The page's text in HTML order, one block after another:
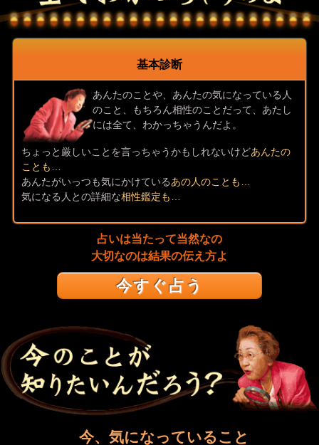
基本診断
あんたのことや、あんたの気になっている人
のこと、もちろん相性のことだって、あたし
には全て、わかっちゃうんだよ。
ちょっと厳しいことを言っちゃうかもしれないけどあんたの
ことも…
あんたがいっつも気にかけているあの人のことも…
気になる人との詳細な相性鑑定も…
占いは当たって当然なの
大切なのは結果の伝え方よ
今すぐ占う
今、気になっていること